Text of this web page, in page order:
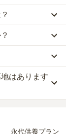
約289万円、樹木
と「墓石代」の
で、墓石代
かからず、永代
があります。
代供養墓
17万
骨と一緒に埋葬
す。個別のお墓に
費用が安く設定
。
ん。
する公営の霊園が
応募資格が設けら
村に一定年数以
はあります
覧ください。
永代供養プラン